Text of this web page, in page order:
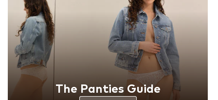
The Panties Guide